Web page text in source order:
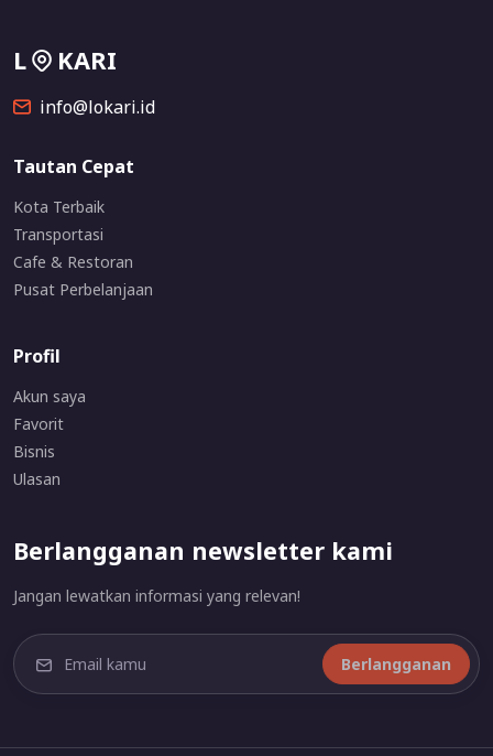
L KARI
info@lokari.id
Tautan Cepat
Kota Terbaik
Transportasi
Cafe & Restoran
Pusat Perbelanjaan
Profil
Akun saya
Favorit
Bisnis
Ulasan
Berlangganan newsletter kami
Jangan lewatkan informasi yang relevan!
Berlangganan